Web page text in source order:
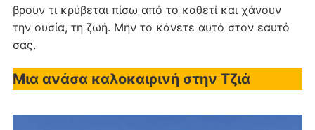
βρουν τι κρύβεται πίσω από το καθετί και χάνουν
την ουσία, τη ζωή. Μην το κάνετε αυτό στον εαυτό
σας.
Μια ανάσα καλοκαιρινή στην Τζιά